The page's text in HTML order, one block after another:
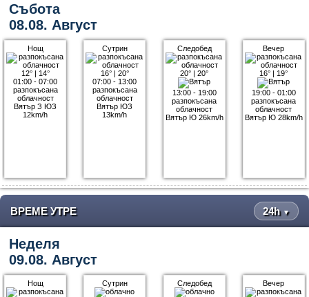
Събота
08.08. Август
Нощ
12°| 14°
01:00 - 07:00
разпокъсана
облачност
Вятър З ЮЗ
12km/h
Сутрин
16°| 20°
07:00 - 13:00
разпокъсана
облачност
Вятър ЮЗ
13km/h
Следобед
20° |20°
13:00 - 19:00
разпокъсана
облачност
Вятър Ю 26km/h
Вечер
16° | 19°
19:00 - 01:00
разпокъсана
облачност
Вятър Ю 28km/h
ВРЕМЕ УТРЕ 24h ▼
Неделя
09.08. Август
Нощ Сутрин Следобед Вечер